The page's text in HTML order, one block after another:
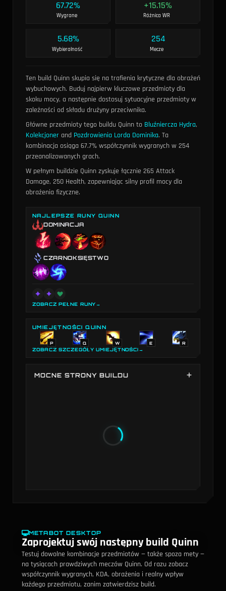
67.72%
Wygrane
+15.15%
Różnica WR
5.68%
Wybieralność
254
Mecze
Ten build Quinn skupia się na trafienia krytyczne dla obrażeń
wybuchowych. Buduj najpierw kluczowe przedmioty dla
skoku mocy, a następnie dostosuj sytuacyjne przedmioty w
zależności od składu drużyny przeciwnika.
Główne przedmioty tego buildu Quinn to Bluźniercza Hydra,
Kolekcjoner and Pozdrowienia Lorda Dominika. Ta
kombinacja osiąga 67.7% współczynnik wygranych w 254
przeanalizowanych grach.
W pełnym buildzie Quinn zyskuje łącznie 265 Attack
Damage, 250 Health, zapewniając silny profil mocy dla
obrażenia fizyczne.
NAJLEPSZE RUNY QUINN
DOMINACJA
CZARNOKSIĘSTWO
ZOBACZ PEŁNE RUNY→
UMIEJĘTNOŚCI QUINN
P Q W E R
ZOBACZ SZCZEGÓŁY UMIEJĘTNOŚCI→
MOCNE STRONY BUILDU
Odporność fizyczna, Odporność na magię, Obrażenia
METABOT DESKTOP
Zaprojektuj swój następny build Quinn
Testuj dowolne kombinacje przedmiotów — także spoza mety —
na tysiącach prawdziwych meczów Quinn. Od razu zobacz
współczynnik wygranych, KDA, obrażenia i realny wpływ
każdego przedmiotu, zanim zatwierdzisz build.